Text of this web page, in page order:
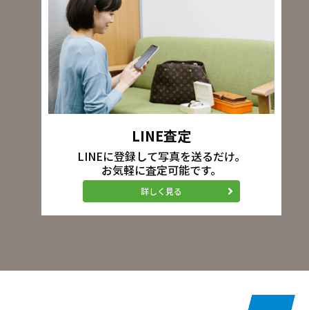
LINE査定
LINEに登録して写真を送るだけ。
お気軽に査定可能です。
詳しく見る